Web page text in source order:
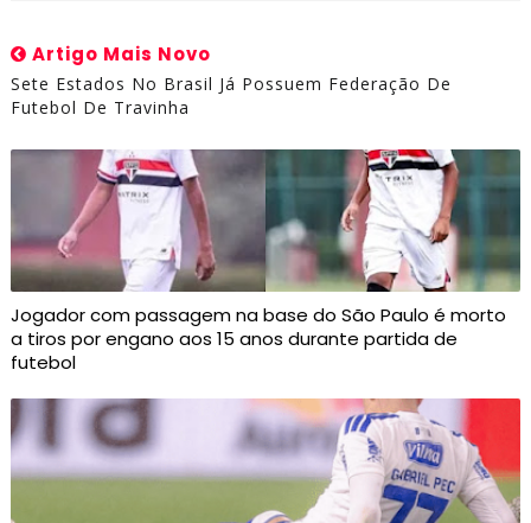
Artigo Mais Novo
Sete Estados No Brasil Já Possuem Federação De
Futebol De Travinha
Jogador com passagem na base do São Paulo é morto
a tiros por engano aos 15 anos durante partida de
futebol